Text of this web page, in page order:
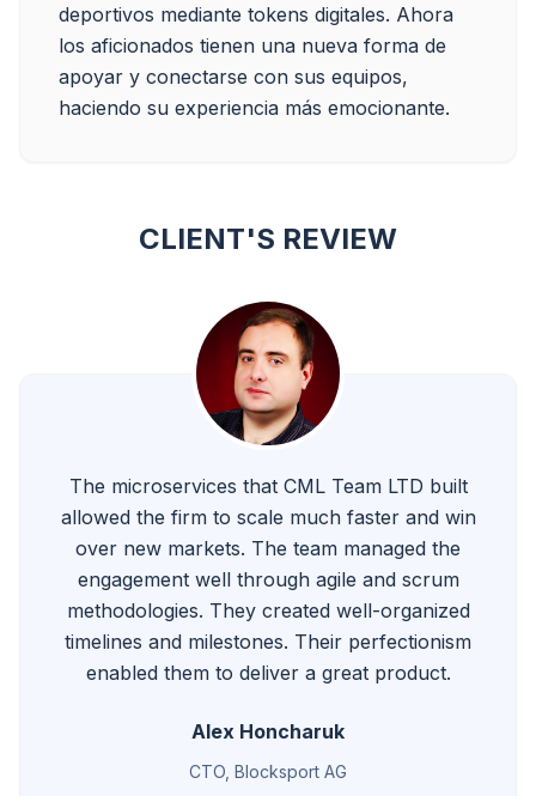
deportivos mediante tokens digitales. Ahora
los aficionados tienen una nueva forma de
apoyar y conectarse con sus equipos,
haciendo su experiencia más emocionante.
CLIENT'S REVIEW
The microservices that CML Team LTD built
allowed the firm to scale much faster and win
over new markets. The team managed the
engagement well through agile and scrum
methodologies. They created well-organized
timelines and milestones. Their perfectionism
enabled them to deliver a great product.
Alex Honcharuk
CTO, Blocksport AG